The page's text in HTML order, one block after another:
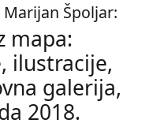
Špoljar:
mapa:
ilustracije,
galerija,
2018.